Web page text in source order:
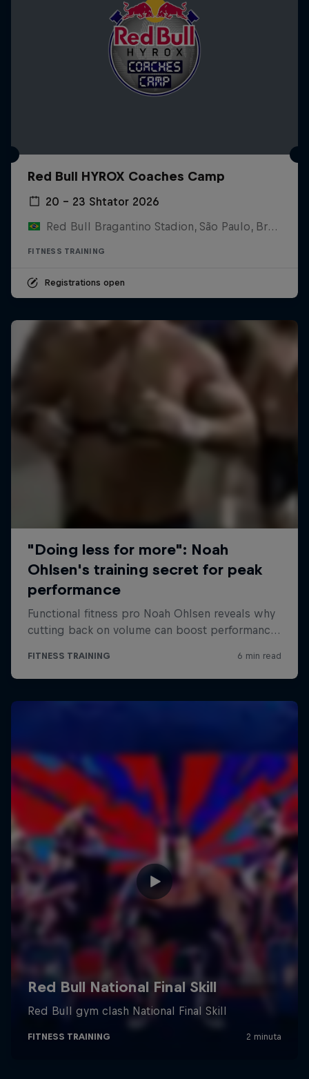
Red Bull HYROX Coaches Camp
20 – 23 Shtator 2026
Red Bull Bragantino Stadion, São Paulo, Brasilien
FITNESS TRAINING
Registrations open